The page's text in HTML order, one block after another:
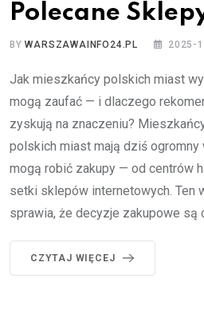
Polecane
BYWARSZAWAINFO24.PL 2025-
Jak mieszkańcy polskich miast
mogą zaufać — i dlaczego
zyskują na znaczeniu?
polskich miast mają dziś ogromny
mogą robić zakupy — od centrów
setki sklepów internetowych. Ten
sprawia, że decyzje zakupowe są
CZYTAJ WIĘCEJ